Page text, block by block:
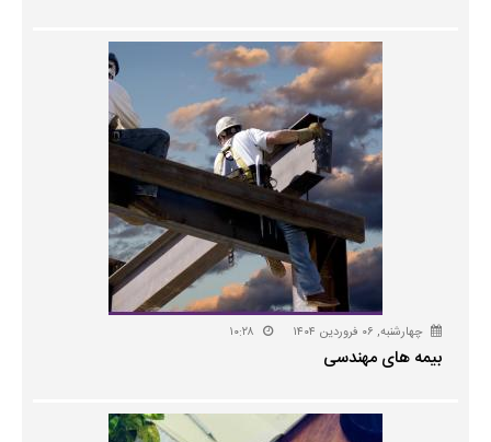
چهارشنبه, ۰۶ فروردین ۱۴۰۴ ۱۰:۲۸
بیمه های مهندسی